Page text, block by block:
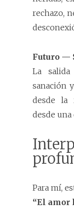
rechazo,
Futuro —
La salida
sanación
desde la
desde una
Para mí,
“El amor